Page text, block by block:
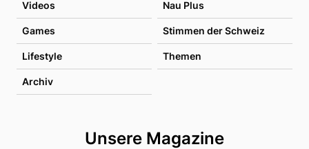
Videos Nau Plus
Games Stimmen der Schweiz
Lifestyle Themen
Archiv
Unsere Magazine